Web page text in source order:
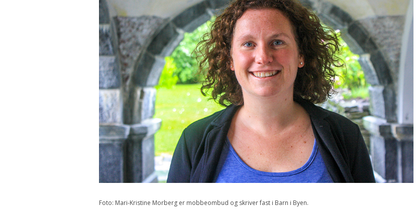
Foto: Mari-Kristine Morberg er mobbeombud og skriver fast i Barn i Byen.